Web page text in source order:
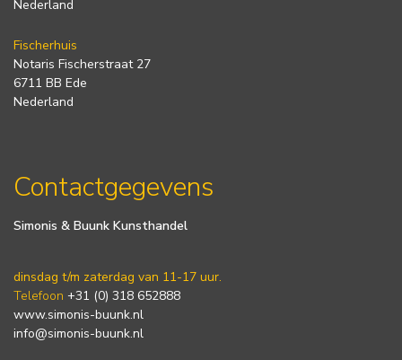
Nederland
Fischerhuis
Notaris Fischerstraat 27
6711 BB Ede
Nederland
Contactgegevens
Simonis & Buunk Kunsthandel
dinsdag t/m zaterdag van 11-17 uur.
Telefoon +31 (0) 318 652888
www.simonis-buunk.nl
info@simonis-buunk.nl